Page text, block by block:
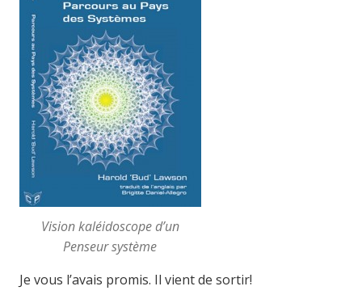
Vision kaléidoscope d’un
Penseur système
Je vous l’avais promis. Il vient de sortir!